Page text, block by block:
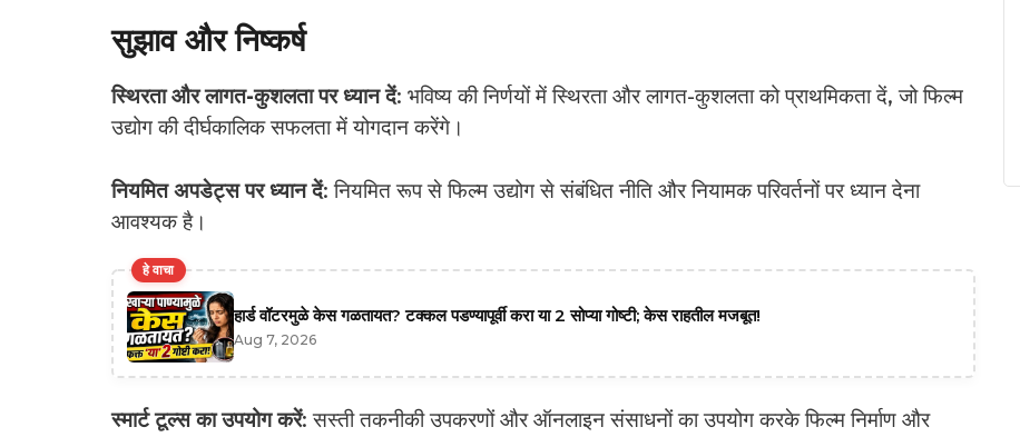
सुझाव और निष्कर्ष
स्थिरता और लागत-कुशलता पर ध्यान दें: भविष्य की निर्णयों में स्थिरता और लागत-कुशलता को प्राथमिकता दें, जो फिल्म
उद्योग की दीर्घकालिक सफलता में योगदान करेंगे।
नियमित अपडेट्स पर ध्यान दें: नियमित रूप से फिल्म उद्योग से संबंधित नीति और नियामक परिवर्तनों पर ध्यान देना
आवश्यक है।
हे वाचा
हार्ड वॉटरमुळे केस गळतायत? टक्कल पडण्यापूर्वी करा या 2 सोप्या गोष्टी; केस राहतील मजबूत!
Aug 7, 2026
स्मार्ट टूल्स का उपयोग करें: सस्ती तकनीकी उपकरणों और ऑनलाइन संसाधनों का उपयोग करके फिल्म निर्माण और